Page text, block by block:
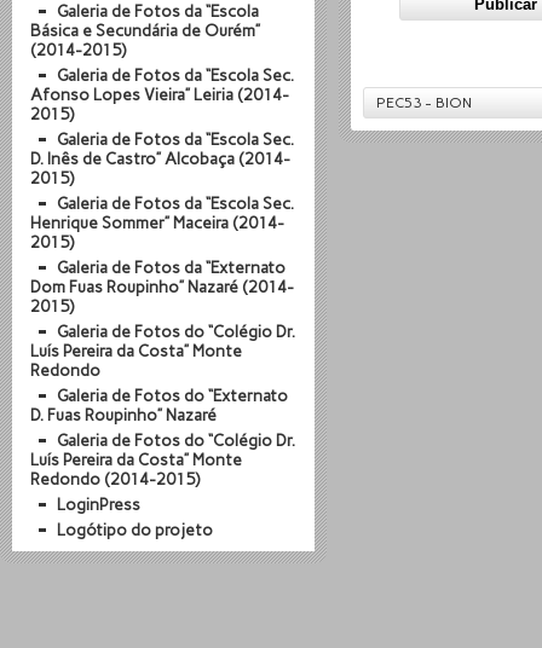
PEC53 - BION
Galeria de Fotos da “Escola
Básica e Secundária de Ourém”
(2014-2015)
Galeria de Fotos da “Escola Sec.
Afonso Lopes Vieira” Leiria (2014-
2015)
Galeria de Fotos da “Escola Sec.
D. Inês de Castro” Alcobaça (2014-
2015)
Galeria de Fotos da “Escola Sec.
Henrique Sommer” Maceira (2014-
2015)
Galeria de Fotos da “Externato
Dom Fuas Roupinho” Nazaré (2014-
2015)
Galeria de Fotos do “Colégio Dr.
Luís Pereira da Costa” Monte
Redondo
Galeria de Fotos do “Externato
D. Fuas Roupinho” Nazaré
Galeria de Fotos do “Colégio Dr.
Luís Pereira da Costa” Monte
Redondo (2014-2015)
LoginPress
Logótipo do projeto